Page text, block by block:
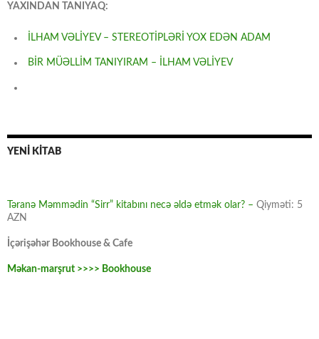
YAXINDAN TANIYAQ:
İLHAM VƏLİYEV – STEREOTİPLƏRİ YOX EDƏN ADAM
BİR MÜƏLLİM TANIYIRAM – İLHAM VƏLİYEV
YENİ KİTAB
Təranə Məmmədin “Sirr” kitabını necə əldə etmək olar? – Qiyməti: 5
AZN
İçərişəhər Bookhouse & Cafe
Məkan-marşrut >>>> Bookhouse